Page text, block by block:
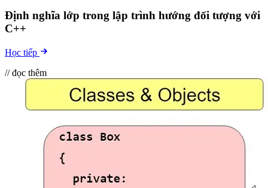
Định nghĩa lớp trong lập trình hướng đối tượng với
C++
Học tiếp
// đọc thêm